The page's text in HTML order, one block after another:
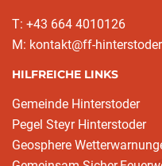
T: +43 664 4010126
M: kontakt@ff-
HILFREICHE LINKS
Gemeinde Hinterstoder
Pegel Steyr Hinterstoder
Geosphere